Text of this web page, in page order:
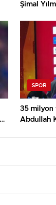
Şimal
SPOR
35
Abdullah